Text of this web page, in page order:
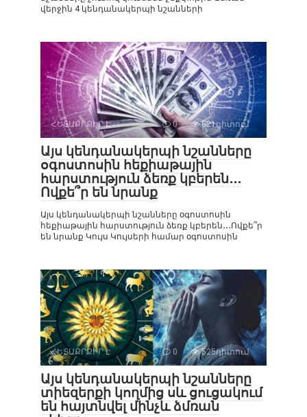
վերջին 4 կենդանակերպի նշանների
ՀԵՏԱՔՐՔԻՐ Է 0 821դիտում
Այս կենդանակերպի նշանները
օգոստոսին հեքիաթային
հարստություն ձեռք կբերեն․․․
Ովքե՞ր են նրանք
Այս կենդանակերպի նշանները օգոստոսին
հեքիաթային հարստություն ձեռք կբերեն․․․Ովքե՞ր
են նրանք Կույս Կույսերի համար օգոստոսին
ՀԵՏԱՔՐՔԻՐ Է 0 525դիտում
Այս կենդանակերպի նշանները
տիեզերքի կողմից սև ցուցակում
են հայտնվել մինչև ձմռան